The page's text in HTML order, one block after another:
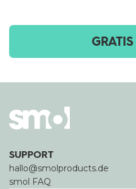
SUPPORT
hallo@smolproducts.de
smol FAQ